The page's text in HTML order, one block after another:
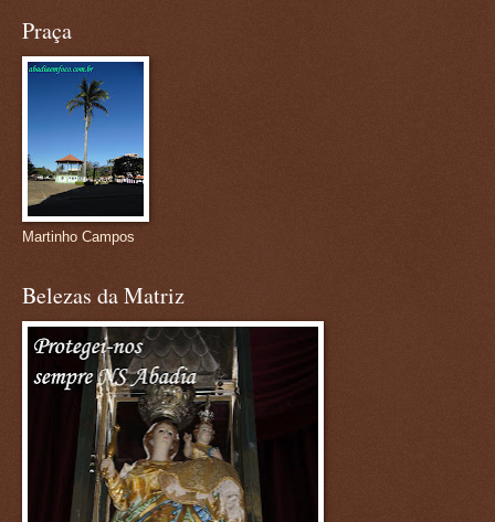
Praça
Martinho Campos
Belezas da Matriz